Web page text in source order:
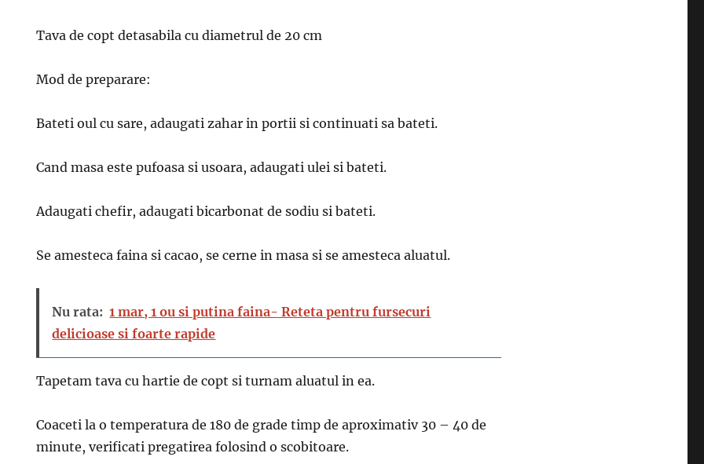
Tava de copt detasabila cu diametrul de 20 cm
Mod de preparare:
Bateti oul cu sare, adaugati zahar in portii si continuati sa bateti.
Cand masa este pufoasa si usoara, adaugati ulei si bateti.
Adaugati chefir, adaugati bicarbonat de sodiu si bateti.
Se amesteca faina si cacao, se cerne in masa si se amesteca aluatul.
Nu rata: 1 mar, 1 ou si putina faina- Reteta pentru fursecuri
delicioase si foarte rapide
Tapetam ​​tava cu hartie de copt si turnam aluatul in ea.
Coaceti la o temperatura de 180 de grade timp de aproximativ 30 – 40 de
minute, verificati pregatirea folosind o scobitoare.